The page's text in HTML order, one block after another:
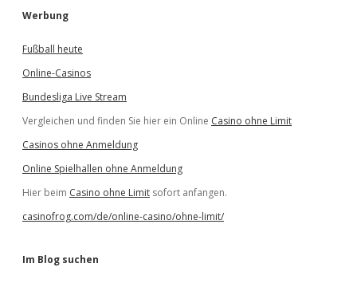
Werbung
Fußball heute
Online-Casinos
Bundesliga Live Stream
Vergleichen und finden Sie hier ein Online Casino ohne Limit
Casinos ohne Anmeldung
Online Spielhallen ohne Anmeldung
Hier beim Casino ohne Limit sofort anfangen.
casinofrog.com/de/online-casino/ohne-limit/
Im Blog suchen